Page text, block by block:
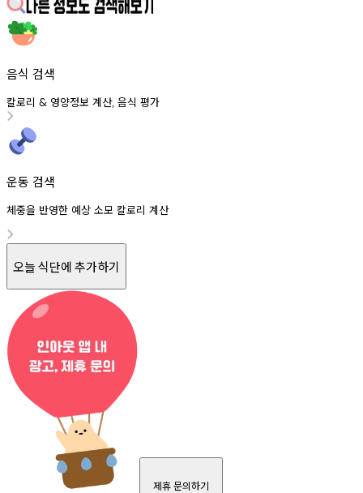
음식 검색
칼로리 & 영양정보 계산, 음식 평가
운동 검색
체중을 반영한 예상 소모 칼로리 계산
오늘 식단에 추가하기
제휴 문의하기